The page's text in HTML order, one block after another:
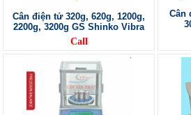
Cân điện tử 320g, 620g, 1200g,
2200g, 3200g GS Shinko Vibra
Call
Cân